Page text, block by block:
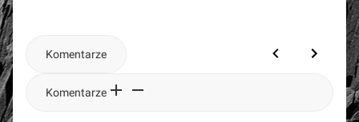
Komentarze
Komentarze